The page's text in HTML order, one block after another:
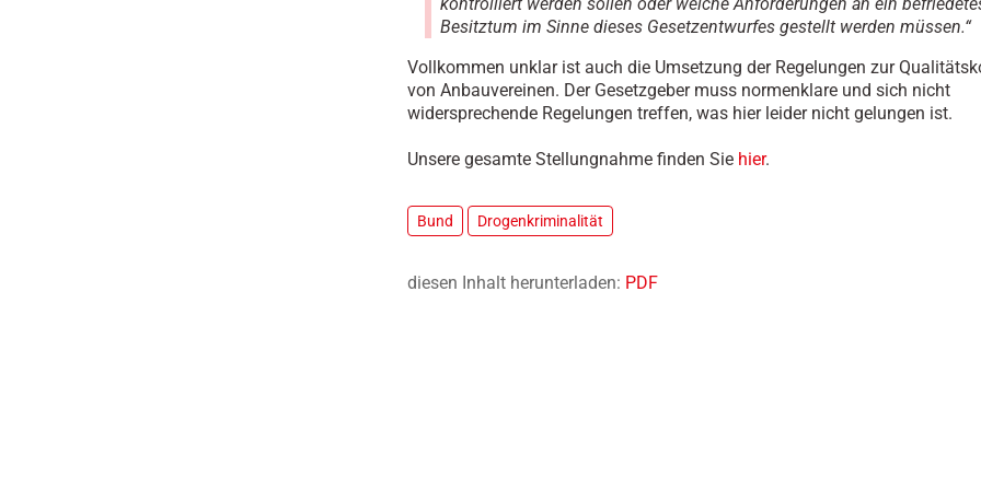
Besitztum im Sinne dieses Gesetzentwurfes gestellt werden müssen.“
Vollkommen unklar ist auch die Umsetzung der Regelungen zur
von Anbauvereinen. Der Gesetzgeber muss normenklare und sich nicht
widersprechende Regelungen treffen, was hier leider nicht gelungen ist.
Unsere gesamte Stellungnahme finden Sie hier.
Bund Drogenkriminalität
diesen Inhalt herunterladen: PDF